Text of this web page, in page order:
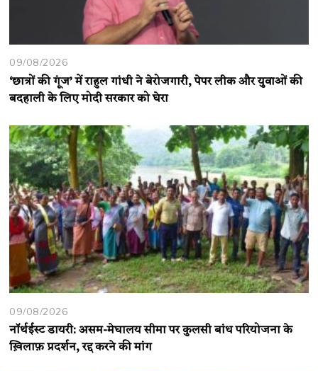
09/08/2026
‘छात्रों की गूंज’ में राहुल गांधी ने बेरोजगारी, पेपर लीक और युवाओं की
बदहाली के लिए मोदी सरकार को घेरा
09/08/2026
नॉर्थईस्ट डायरी: असम-मेघालय सीमा पर कुलसी बांध परियोजना के
ख़िलाफ़ प्रदर्शन, रद्द करने की मांग